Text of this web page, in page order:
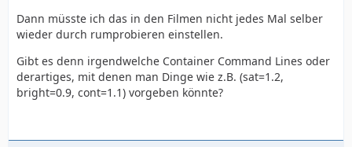
Dann müsste ich das in den Filmen nicht jedes Mal selber
wieder durch rumprobieren einstellen.
Gibt es denn irgendwelche Container Command Lines oder
derartiges, mit denen man Dinge wie z.B. (sat=1.2,
bright=0.9, cont=1.1) vorgeben könnte?